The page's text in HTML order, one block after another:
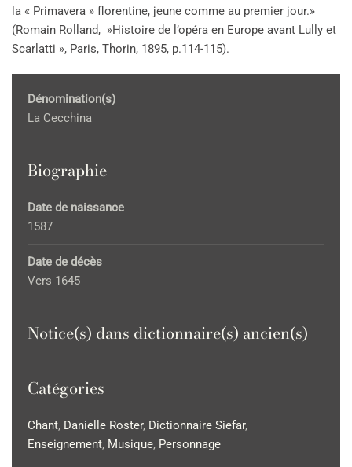
la « Primavera » florentine, jeune comme au premier jour.»
(Romain Rolland, »Histoire de l’opéra en Europe avant Lully et
Scarlatti », Paris, Thorin, 1895, p.114-115).
Dénomination(s)
La Cecchina
Biographie
Date de naissance
1587
Date de décès
Vers 1645
Notice(s) dans dictionnaire(s) ancien(s)
Catégories
Chant, Danielle Roster, Dictionnaire Siefar,
Enseignement, Musique, Personnage